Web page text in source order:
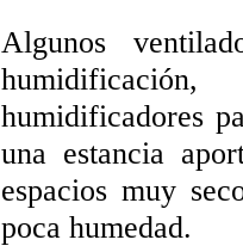
Algunos
humidificadores
una estancia
espacios muy
poca humedad.